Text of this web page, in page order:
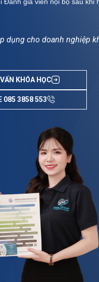
dụng cho doanh nghiệp
KHÓA HỌC
085 3858 553